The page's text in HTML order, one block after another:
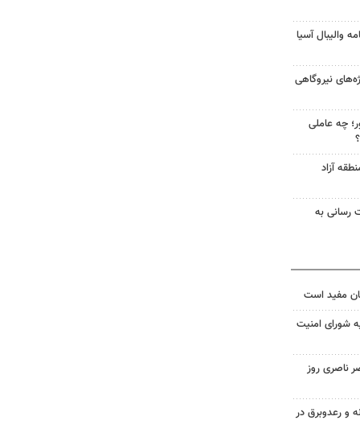
والیبال آسیا
پروژه‌های نیروگاهی
چه عاملی
آزاد
رسانی به
مفید است
شورای امنیت
ناصری روز
و رعدوبرق در